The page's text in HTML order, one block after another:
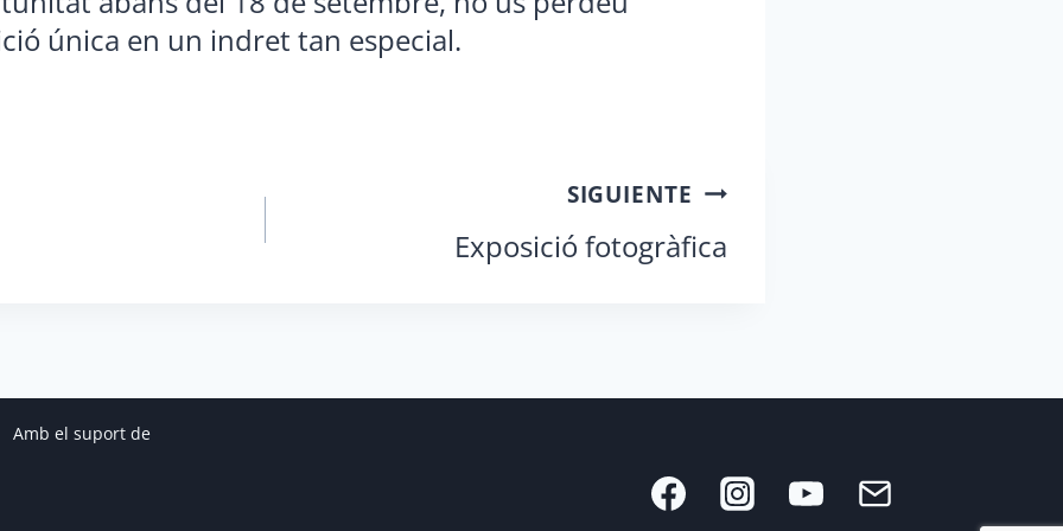
única en un indret tan especial.
SIGUIENTE
Exposició fotogràfica
Amb el suport de